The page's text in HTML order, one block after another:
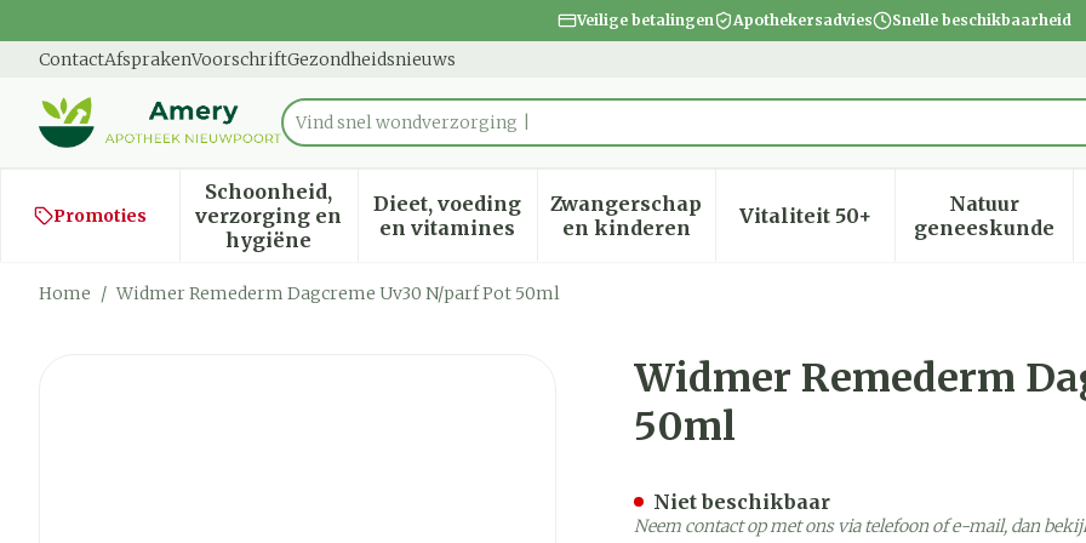
Veilige betalingen Apothekersadvies Snelle beschikbaarheid
ContactAfsprakenVoorschriftGezondheidsnieuws
Product, merk, categorie...
Promoties
Schoonheid,
verzorging en
hygiëne
Toon submenu voor Schoonheid, verzorging en hygiëne categorie
Dieet, voeding
en vitaminesToon submenu voor Dieet, voeding en vitamines categorie
Zwangerschap
en kinderenToon submenu voor Zwangerschap en
Vitaliteit 50+Toon submenu voor
Natuur
geneeskunde
Toon
Home / Widmer Remederm Dagcreme Uv30 N/parf Pot 50ml
Widmer Remederm Dagcreme Uv30 N/parf Pot 50ml
Widmer Remederm
50ml
Niet beschikbaar
Neem contact op met ons via telefoon of e-mail, dan